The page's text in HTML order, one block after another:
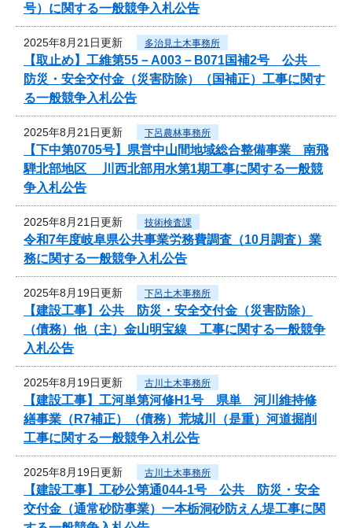
号）に関する一般競争入札公告
2025年8月21日更新 多治見土木事務所
【取止め】工維第55－A003－B071国補2号 公共
防災・安全交付金（災害防除）（国補正）工事に関す
る一般競争入札公告
2025年8月21日更新 下呂農林事務所
【下中第0705号】県営中山間地域総合整備事業 南飛
騨北部地区 川西北部用水第1期工事に関する一般競
争入札公告
2025年8月21日更新 技術検査課
令和7年度岐阜県公共事業労務費調査（10月調査）業
務に関する一般競争入札公告
2025年8月19日更新 下呂土木事務所
【建設工事】公共 防災・安全交付金（災害防除）
（債務）他（主）金山明宝線 工事に関する一般競争
入札公告
2025年8月19日更新 古川土木事務所
【建設工事】工河単第河修H1号 県単 河川維持修
繕事業（R7補正）（債務）荒城川（是重）河道掘削
工事に関する一般競争入札公告
2025年8月19日更新 古川土木事務所
【建設工事】工砂公第通044-1号 公共 防災・安全
交付金（通常砂防事業）一本栃洞砂防えん堤工事に関